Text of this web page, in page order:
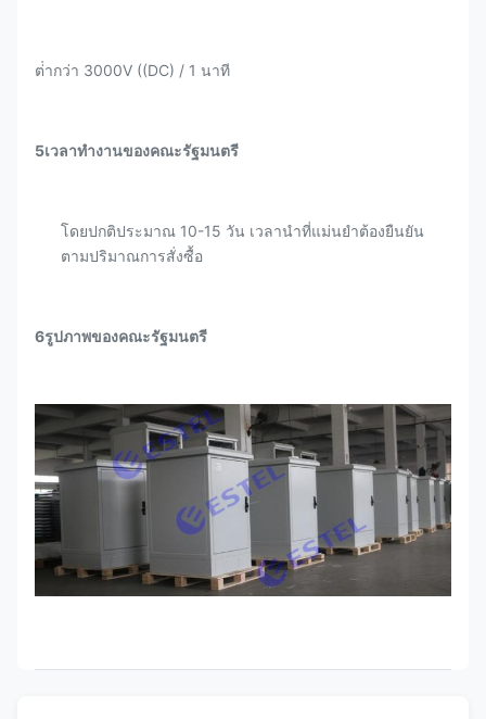
ต่ํากว่า 3000V ((DC) / 1 นาที
5เวลาทํางานของคณะรัฐมนตรี
โดยปกติประมาณ 10-15 วัน เวลานําที่แม่นยําต้องยืนยัน
ตามปริมาณการสั่งซื้อ
6รูปภาพของคณะรัฐมนตรี